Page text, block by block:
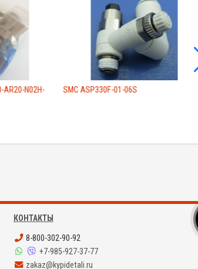
AR20-N02H-
SMC ASP330F-01-06S
КОНТАКТЫ
8-800-302-90-92
+7-985-927-37-77
zakaz@kypidetali.ru